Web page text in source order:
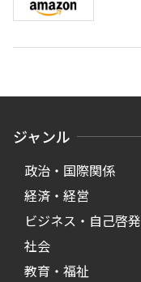
ジャンル
政治・国際関係
経済・経営
ビジネス・自己啓発
社会
教育・福祉